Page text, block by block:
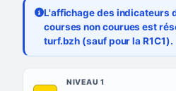
L'affichage des indicateurs
courses non courues est
turf.bzh (sauf pour la R1C1).
NIVEAU 1